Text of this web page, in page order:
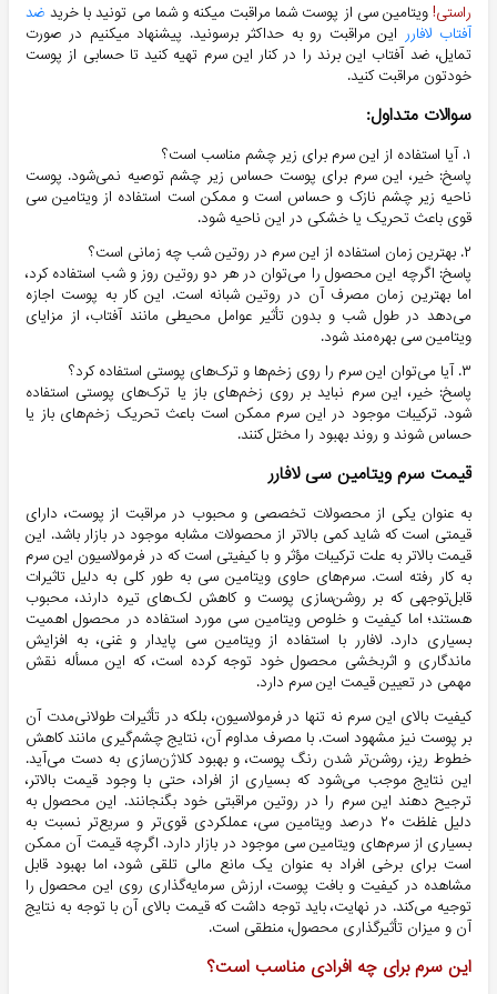
راستی! ویتامین سی از پوست شما مراقبت میکنه و شما می تونید با خرید ضد
آفتاب لافارر این مراقبت رو به حداکثر برسونید. پیشنهاد میکنیم در صورت
تمایل، ضد آفتاب این برند را در کنار این سرم تهیه کنید تا حسابی از پوست
خودتون مراقبت کنید.
سوالات متداول:
۱. آیا استفاده از این سرم برای زیر چشم مناسب است؟
پاسخ: خیر، این سرم برای پوست حساس زیر چشم توصیه نمی‌شود. پوست
ناحیه زیر چشم نازک و حساس است و ممکن است استفاده از ویتامین سی
قوی باعث تحریک یا خشکی در این ناحیه شود.
۲. بهترین زمان استفاده از این سرم در روتین شب چه زمانی است؟
پاسخ: اگرچه این محصول را می‌توان در هر دو روتین روز و شب استفاده کرد،
اما بهترین زمان مصرف آن در روتین شبانه است. این کار به پوست اجازه
می‌دهد در طول شب و بدون تأثیر عوامل محیطی مانند آفتاب، از مزایای
ویتامین سی بهره‌مند شود.
۳. آیا می‌توان این سرم را روی زخم‌ها و ترک‌های پوستی استفاده کرد؟
پاسخ: خیر، این سرم نباید بر روی زخم‌های باز یا ترک‌های پوستی استفاده
شود. ترکیبات موجود در این سرم ممکن است باعث تحریک زخم‌های باز یا
حساس شوند و روند بهبود را مختل کنند.
قیمت سرم ویتامین سی لافارر
به عنوان یکی از محصولات تخصصی و محبوب در مراقبت از پوست، دارای
قیمتی است که شاید کمی بالاتر از محصولات مشابه موجود در بازار باشد. این
قیمت بالاتر به علت ترکیبات مؤثر و با کیفیتی است که در فرمولاسیون این سرم
به کار رفته است. سرم‌های حاوی ویتامین سی به طور کلی به دلیل تاثیرات
قابل‌توجهی که بر روشن‌سازی پوست و کاهش لک‌های تیره دارند، محبوب
هستند؛ اما کیفیت و خلوص ویتامین سی مورد استفاده در محصول اهمیت
بسیاری دارد. لافارر با استفاده از ویتامین سی پایدار و غنی، به افزایش
ماندگاری و اثربخشی محصول خود توجه کرده است، که این مسأله نقش
مهمی در تعیین قیمت این سرم دارد.
کیفیت بالای این سرم نه تنها در فرمولاسیون، بلکه در تأثیرات طولانی‌مدت آن
بر پوست نیز مشهود است. با مصرف مداوم آن، نتایج چشم‌گیری مانند کاهش
خطوط ریز، روشن‌تر شدن رنگ پوست، و بهبود کلاژن‌سازی به دست می‌آید.
این نتایج موجب می‌شود که بسیاری از افراد، حتی با وجود قیمت بالاتر،
ترجیح دهند این سرم را در روتین مراقبتی خود بگنجانند. این محصول به
دلیل غلظت ۲۰ درصد ویتامین سی، عملکردی قوی‌تر و سریع‌تر نسبت به
بسیاری از سرم‌های ویتامین سی موجود در بازار دارد. اگرچه قیمت آن ممکن
است برای برخی افراد به عنوان یک مانع مالی تلقی شود، اما بهبود قابل
مشاهده در کیفیت و بافت پوست، ارزش سرمایه‌گذاری روی این محصول را
توجیه می‌کند. در نهایت، باید توجه داشت که قیمت بالای آن با توجه به نتایج
آن و میزان تأثیرگذاری محصول، منطقی است.
این سرم برای چه افرادی مناسب است؟